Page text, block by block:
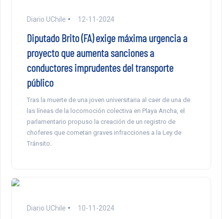
Diario UChile 12-11-2024
Diputado Brito (FA) exige máxima urgencia a
proyecto que aumenta sanciones a
conductores imprudentes del transporte
público
Tras la muerte de una joven universitaria al caer de una de
las líneas de la locomoción colectiva en Playa Ancha, el
parlamentario propuso la creación de un registro de
choferes que cometan graves infracciones a la Ley de
Tránsito.
Diario UChile 10-11-2024